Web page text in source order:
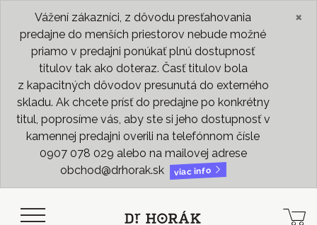
Vážení zákazníci, z dôvodu presťahovania
predajne do menších priestorov nebude možné
priamo v predajni ponúkať plnú dostupnosť
titulov tak ako doteraz. Časť titulov bola
z kapacitných dôvodov presunutá do externého
skladu. Ak chcete prísť do predajne po konkrétny
titul, poprosíme vás, aby ste si jeho dostupnosť v
kamennej predajni overili na telefónnom čísle
0907 078 029 alebo na mailovej adrese
obchod@drhorak.sk
viac info
×